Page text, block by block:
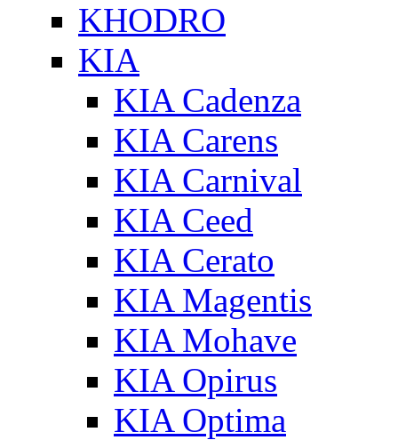
KHODRO
KIA
KIA Cadenza
KIA Carens
KIA Carnival
KIA Ceed
KIA Cerato
KIA Magentis
KIA Mohave
KIA Opirus
KIA Optima